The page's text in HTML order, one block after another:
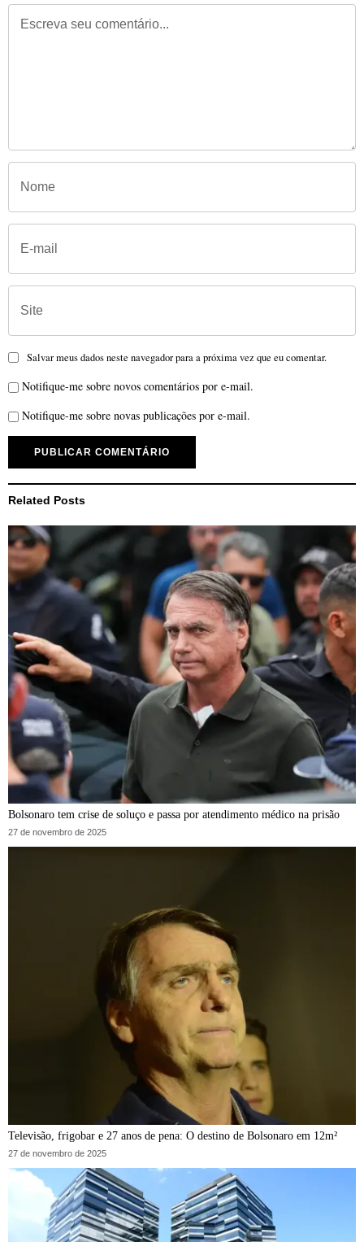
Salvar meus dados neste navegador para a próxima vez que eu comentar.
Notifique-me sobre novos comentários por e-mail.
Notifique-me sobre novas publicações por e-mail.
Related Posts
Bolsonaro tem crise de soluço e passa por atendimento médico na prisão
27 de novembro de 2025
Televisão, frigobar e 27 anos de pena: O destino de Bolsonaro em 12m²
27 de novembro de 2025